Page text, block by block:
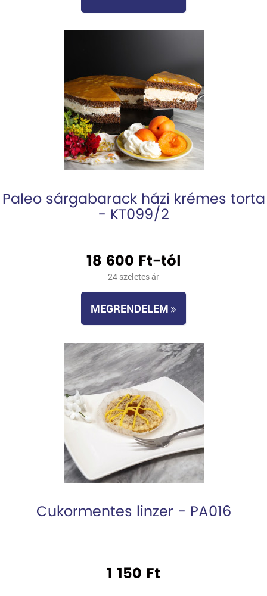
Paleo sárgabarack házi krémes torta
- KT099/2
18 600 Ft-tól
24 szeletes ár
MEGRENDELEM
Cukormentes linzer - PA016
1 150 Ft